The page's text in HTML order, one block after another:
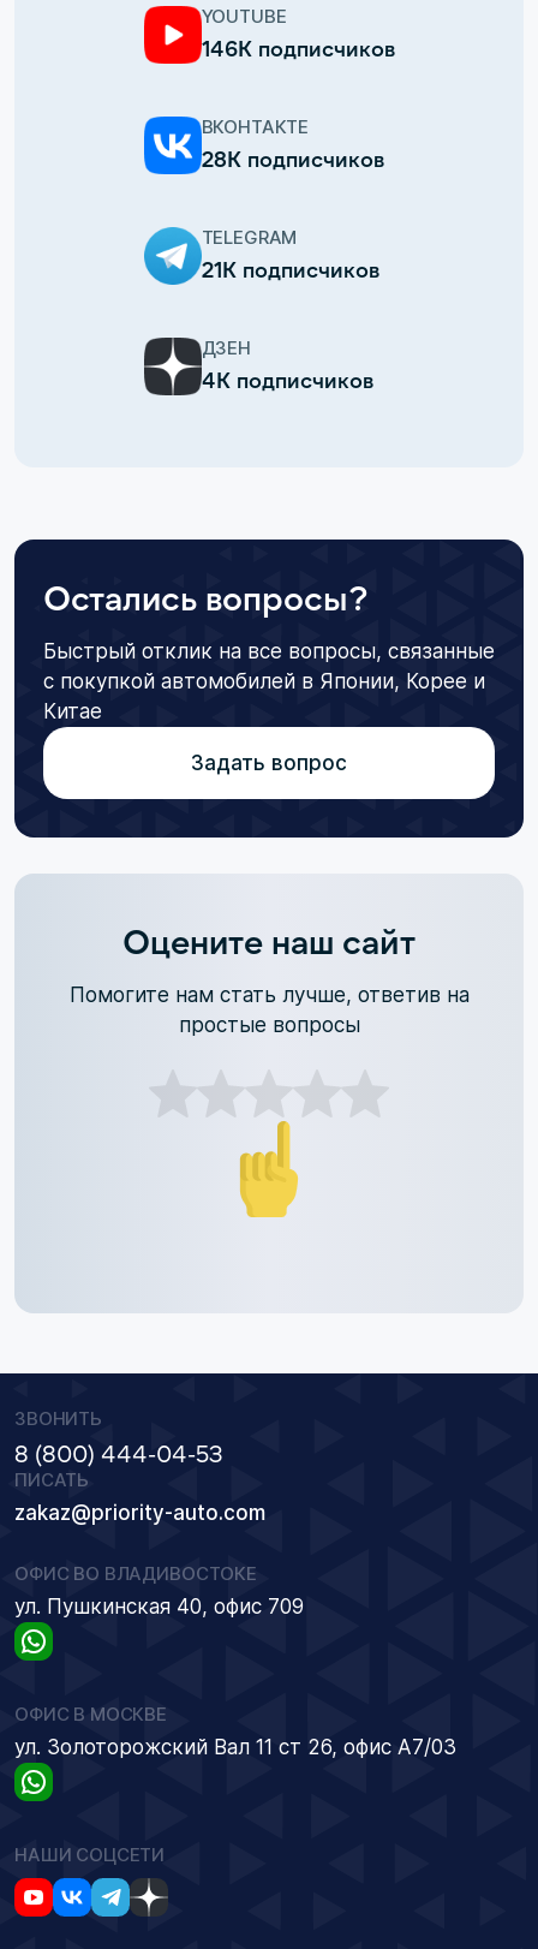
YOUTUBE
146К подписчиков
ВКОНТАКТЕ
28К подписчиков
TELEGRAM
21К подписчиков
ДЗЕН
4К подписчиков
Остались вопросы?
Быстрый отклик на все вопросы, связанные
с покупкой автомобилей в Японии, Корее и
Китае
Задать вопрос
Оцените наш сайт
Помогите нам стать лучше, ответив на
простые вопросы
ЗВОНИТЬ
8 (800) 444-04-53
ПИСАТЬ
zakaz@priority-auto.com
ОФИС ВО ВЛАДИВОСТОКЕ
ул. Пушкинская 40, офис 709
ОФИС В МОСКВЕ
ул. Золоторожский Вал 11 ст 26, офис А7/03
НАШИ СОЦСЕТИ